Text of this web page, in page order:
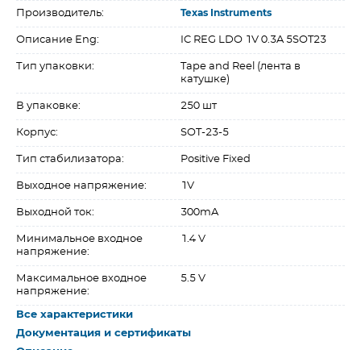
Производитель: Texas Instruments
Описание Eng: IC REG LDO 1V 0.3A 5SOT23
Тип упаковки:
Tape and Reel (лента в
катушке)
В упаковке: 250 шт
Корпус: SOT-23-5
Тип стабилизатора: Positive Fixed
Выходное напряжение: 1V
Выходной ток: 300mA
Минимальное входное
напряжение:
1.4 V
Максимальное входное
напряжение:
5.5 V
Все характеристики
Документация и сертификаты